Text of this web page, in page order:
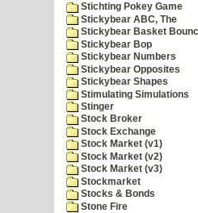
Stichting Pokey Game
Stickybear ABC, The
Stickybear Basket
Stickybear Bop
Stickybear Numbers
Stickybear Opposites
Stickybear Shapes
Stimulating Simulations
Stinger
Stock Broker
Stock Exchange
Stock Market (v1)
Stock Market (v2)
Stock Market (v3)
Stockmarket
Stocks & Bonds
Stone Fire